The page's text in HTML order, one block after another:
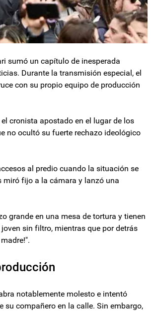
sumó un capítulo de inesperada
Durante la transmisión especial, el
con su propio equipo de producción
cronista apostado en el lugar de los
no ocultó su fuerte rechazo ideológico
al predio cuando la situación se
miró fijo a la cámara y lanzó una
grande en una mesa de tortura y tienen
sin filtro, mientras que por detrás
notablemente molesto e intentó
su compañero en la calle. Sin embargo,